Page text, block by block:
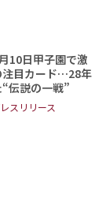
10日甲子園で激
目カード…28年
伝説の一戦”
スリリース